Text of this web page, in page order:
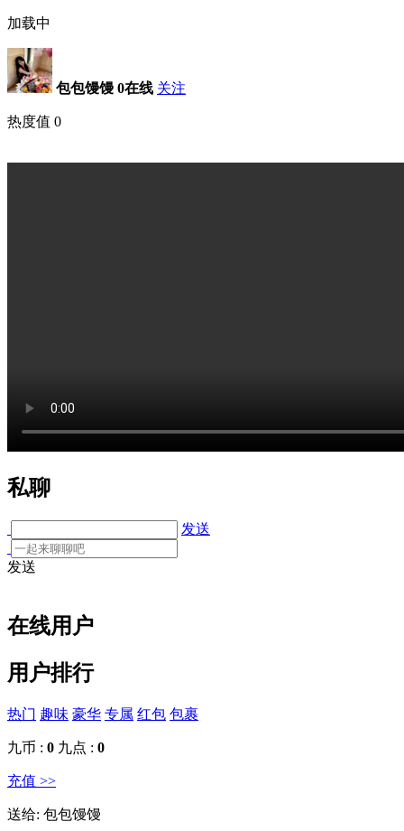
加载中
包包馒馒 0在线 关注
热度值 0
私聊
发送
发送
在线用户
用户排行
热门 趣味 豪华 专属 红包 包裹
九币 : 0 九点 : 0
充值 >>
送给: 包包馒馒